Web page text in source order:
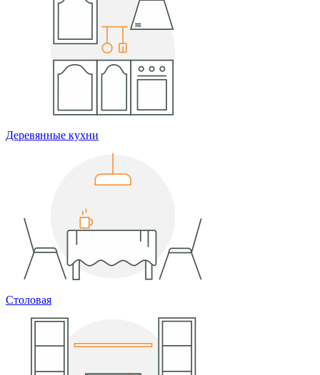
Деревянные кухни
Столовая